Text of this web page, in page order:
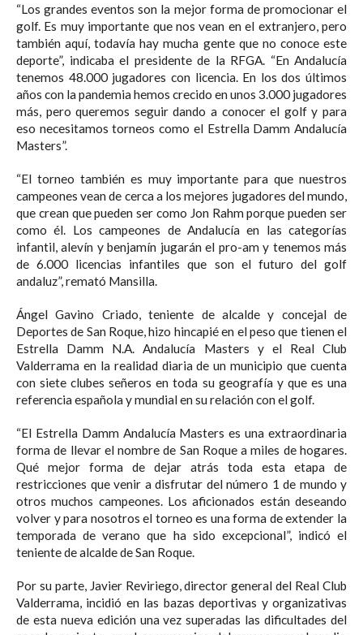
“Los grandes eventos son la mejor forma de promocionar el
golf. Es muy importante que nos vean en el extranjero, pero
también aquí, todavía hay mucha gente que no conoce este
deporte”, indicaba el presidente de la RFGA. “En Andalucía
tenemos 48.000 jugadores con licencia. En los dos últimos
años con la pandemia hemos crecido en unos 3.000 jugadores
más, pero queremos seguir dando a conocer el golf y para
eso necesitamos torneos como el Estrella Damm Andalucía
Masters”.⁣
“El torneo también es muy importante para que nuestros
campeones vean de cerca a los mejores jugadores del mundo,
que crean que pueden ser como Jon Rahm porque pueden ser
como él. Los campeones de Andalucía en las categorías
infantil, alevín y benjamín jugarán el pro-am y tenemos más
de 6.000 licencias infantiles que son el futuro del golf
andaluz”, remató Mansilla.⁣
Ángel Gavino Criado, teniente de alcalde y concejal de
Deportes de San Roque, hizo hincapié en el peso que tienen el
Estrella Damm N.A. Andalucía Masters y el Real Club
Valderrama en la realidad diaria de un municipio que cuenta
con siete clubes señeros en toda su geografía y que es una
referencia española y mundial en su relación con el golf.⁣
“El Estrella Damm Andalucía Masters es una extraordinaria
forma de llevar el nombre de San Roque a miles de hogares.
Qué mejor forma de dejar atrás toda esta etapa de
restricciones que venir a disfrutar del número 1 de mundo y
otros muchos campeones. Los aficionados están deseando
volver y para nosotros el torneo es una forma de extender la
temporada de verano que ha sido excepcional”, indicó el
teniente de alcalde de San Roque.⁣
Por su parte, Javier Reviriego, director general del Real Club
Valderrama, incidió en las bazas deportivas y organizativas
de esta nueva edición una vez superadas las dificultades del